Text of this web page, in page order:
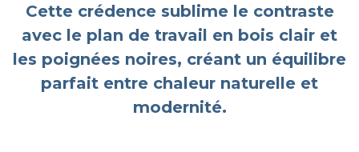
Cette crédence sublime le contraste
avec le plan de travail en bois clair et
les poignées noires, créant un équilibre
parfait entre chaleur naturelle et
modernité.